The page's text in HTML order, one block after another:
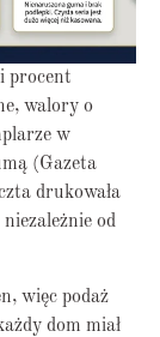
procent
walory o
w
(Gazeta
drukowała
od
więc podaż
dom miał